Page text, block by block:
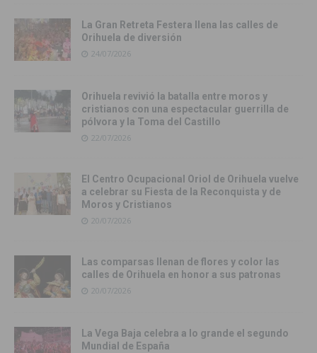
La Gran Retreta Festera llena las calles de
Orihuela de diversión
24/07/2026
Orihuela revivió la batalla entre moros y
cristianos con una espectacular guerrilla de
pólvora y la Toma del Castillo
22/07/2026
El Centro Ocupacional Oriol de Orihuela vuelve
a celebrar su Fiesta de la Reconquista y de
Moros y Cristianos
20/07/2026
Las comparsas llenan de flores y color las
calles de Orihuela en honor a sus patronas
20/07/2026
La Vega Baja celebra a lo grande el segundo
Mundial de España